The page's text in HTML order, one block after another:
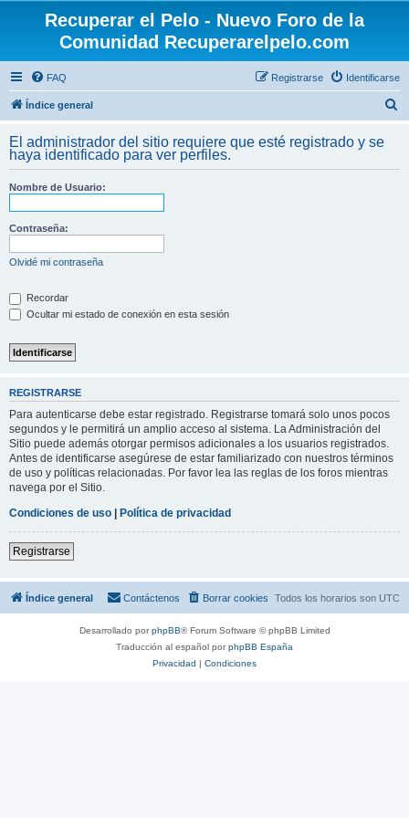
Recuperar el Pelo - Nuevo Foro de la
Comunidad Recuperarelpelo.com
FAQ Identificarse
Registrarse
Índice general
c
El administrador del sitio requiere que esté registrado y se
haya identificado para ver perfiles.
Nombre de Usuario:
Contraseña:
Olvidé mi contraseña
Recordar
Ocultar mi estado de conexión en esta sesión
REGISTRARSE
Para autenticarse debe estar registrado. Registrarse tomará solo unos pocos
segundos y le permitirá un amplio acceso al sistema. La Administración del
Sitio puede además otorgar permisos adicionales a los usuarios registrados.
Antes de identificarse asegúrese de estar familiarizado con nuestros términos
de uso y políticas relacionadas. Por favor lea las reglas de los foros mientras
navega por el Sitio.
Condiciones de uso | Política de privacidad
Registrarse
Índice general Todos los horarios son UTC
Borrar cookies
Contáctenos
Desarrollado porphpBB® Forum Software © phpBB Limited
Traducción al español porphpBB España
Privacidad | Condiciones